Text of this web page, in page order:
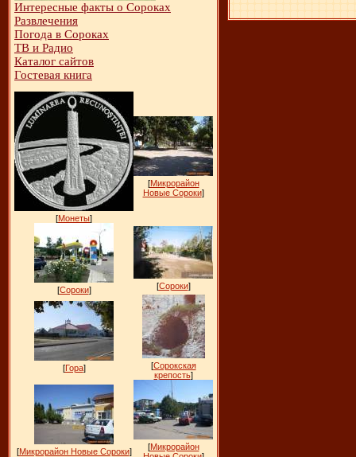
Интересные факты о Сороках
Развлечения
Погода в Сороках
ТВ и Радио
Каталог сайтов
Гостевая книга
[Монеты]
[Микрорайон
Новые Сороки]
[Сороки] [Сороки]
[Гора] [Сорокская
крепость]
[Микрорайон Новые Сороки] [Микрорайон